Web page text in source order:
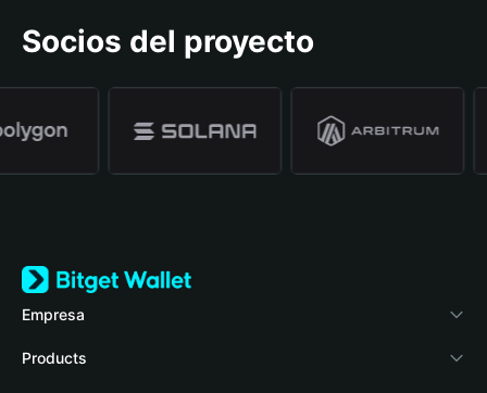
Socios del proyecto
Empresa
Acerca de Bitget Wallet
Products